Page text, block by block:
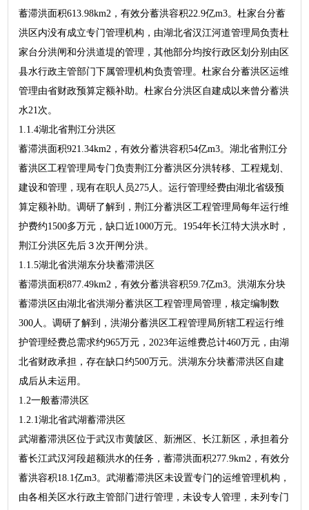
蓄滞洪面积613.98km2，有效分蓄洪容积22.9亿m3。杜家台分蓄
洪区内没有成立专门管理机构，由湖北省汉江河道管理局负责杜
家台分洪闸和分洪道堤的管理，其他部分均按行政区划分别由区
县水行政主管部门下属管理机构负责管理。杜家台分蓄洪区运维
管理由省财政预算定额补助。杜家台分洪区自建成以来曾分蓄洪
水21次。
1.1.4湖北省荆江分洪区
蓄滞洪面积921.34km2，有效分蓄洪容积54亿m3。湖北省荆江分
蓄洪区工程管理局专门负责荆江分蓄洪区分洪转移、工程规划、
建设和管理，现有在职人员275人。运行管理经费由湖北省级预
算定额补助。调研了解到，荆江分蓄洪区工程管理局每年运行维
护费约1500多万元，缺口近1000万元。1954年长江特大洪水时，
荆江分洪区先后３次开闸分洪。
1.1.5湖北省洪湖东分块蓄滞洪区
蓄滞洪面积877.49km2，有效分蓄洪容积59.7亿m3。洪湖东分块
蓄滞洪区由湖北省洪湖分蓄洪区工程管理局管理，核定编制数
300人。调研了解到，洪湖分蓄洪区工程管理局所辖工程运行维
护管理经费总需求约965万元，2023年运维费总计460万元，由湖
北省财政承担，存在缺口约500万元。洪湖东分块蓄滞洪区自建
成后从未运用。
1.2一般蓄滞洪区
1.2.1湖北省武湖蓄滞洪区
武湖蓄滞洪区位于武汉市黄陂区、新洲区、长江新区，承担着分
蓄长江武汉河段超额洪水的任务，蓄滞洪面积277.9km2，有效分
蓄洪容积18.1亿m3。武湖蓄滞洪区未设置专门的运维管理机构，
由各相关区水行政主管部门进行管理，未设专人管理，未列专门